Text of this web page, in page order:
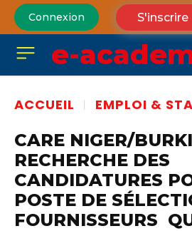
Connexion S'inscrire
e-
ACCUEIL EMPLOI &
CARE NIGER/
RECHERCHE DES
CANDIDATURES
POSTE DE
FOURNISSEURS